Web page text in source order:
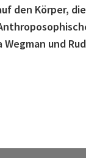
den Körper,
und